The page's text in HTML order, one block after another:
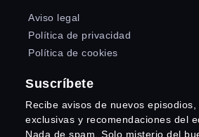
Aviso legal
Política de privacidad
Política de cookies
Suscríbete
Recibe avisos de nuevos
exclusivas y recomendaciones del
Nada de spam. Solo misterio del